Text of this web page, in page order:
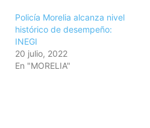
Policía Morelia alcanza nivel
histórico de desempeño:
INEGI
20 julio, 2022
En "MORELIA"